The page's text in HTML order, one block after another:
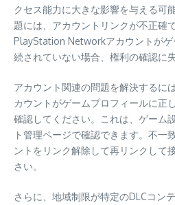
クセス能力に大きな影響を与える可
題には、アカウントリンクが不正確
PlayStation Networkアカウントが
続されていない場合、権利の確認に
アカウント関連の問題を解決する
カウントがゲームプロフィールに正
確認してください。これは、ゲーム
ト管理ページで確認できます。不一
ントをリンク解除して再リンクして
さい。
さらに、地域制限が特定のDLCコン